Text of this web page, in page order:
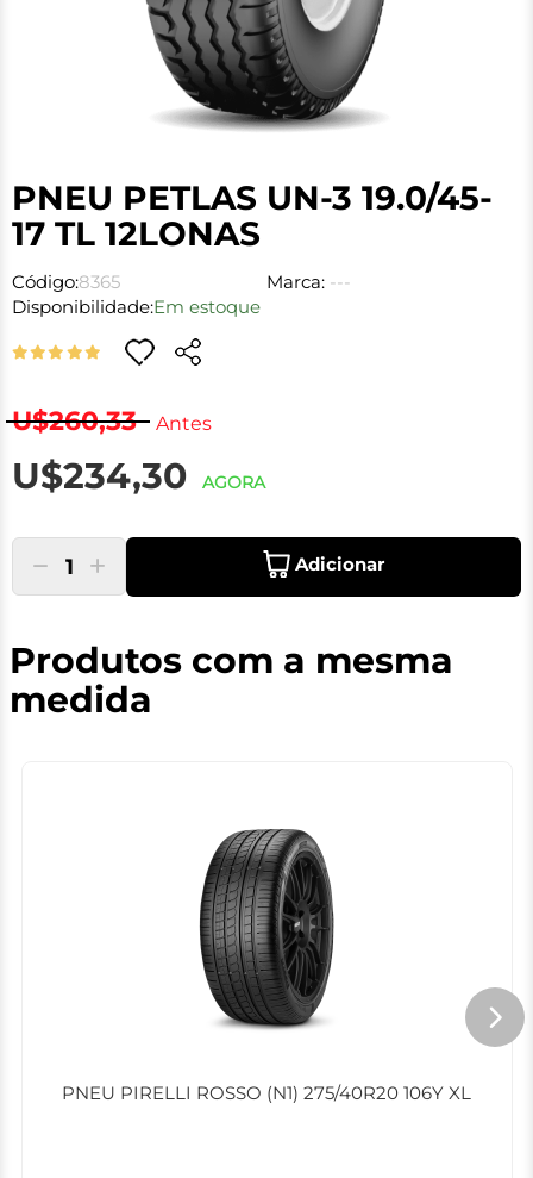
PNEU PETLAS UN-3 19.0/45-
17 TL 12LONAS
Código:8365 Marca: ---
Disponibilidade:Em estoque
U$260,33 Antes
U$234,30 AGORA
1 Adicionar
Produtos com a mesma
medida
PNEU PIRELLI ROSSO (N1) 275/40R20 106Y XL